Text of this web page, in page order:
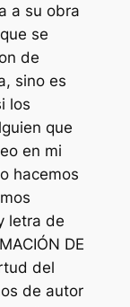
a su obra
se
de
sino es
los
que
en mi
hacemos
letra de
DE
del
de autor